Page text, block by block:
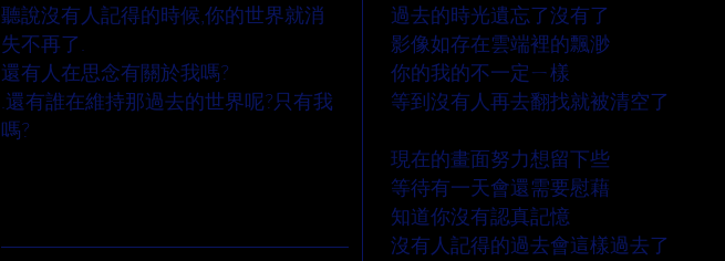
聽說沒有人記得的時候,你的世界就消
失不再了.
還有人在思念有關於我嗎?
.還有誰在維持那過去的世界呢?只有我
嗎?
過去的時光遺忘了沒有了
影像如存在雲端裡的飄渺
你的我的不一定ㄧ樣
等到沒有人再去翻找就被清空了
現在的畫面努力想留下些
等待有一天會還需要慰藉
知道你沒有認真記憶
沒有人記得的過去會這樣過去了